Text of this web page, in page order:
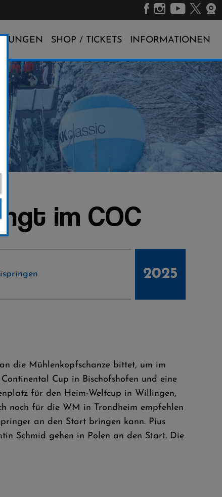
SHOP / TICKETS INFORMATIONEN
im COC
2025
die Mühlenkopfschanze bittet, um im
Cup in Bischofshofen und eine
für den Heim-Weltcup in Willingen,
noch für die WM in Trondheim empfehlen
an den Start bringen kann. Pius
Schmid gehen in Polen an den Start. Die